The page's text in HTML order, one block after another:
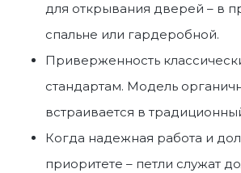
для открывания дверей – в
спальне или гардеробной.
Приверженность
стандартам. Модель
встраивается в
Когда надежная работа и
приоритете – петли служат